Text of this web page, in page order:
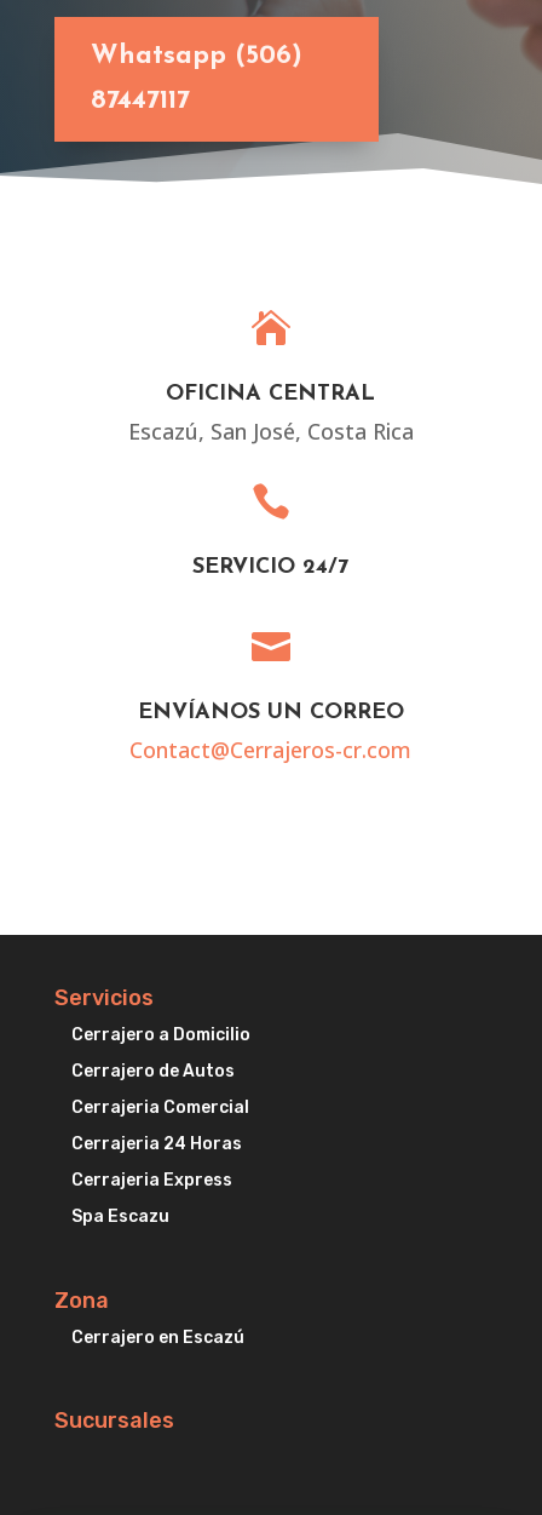
Whatsapp (506)
87447117

OFICINA CENTRAL
Escazú, San José, Costa Rica

SERVICIO 24/7

ENVÍANOS UN CORREO
Contact@Cerrajeros-cr.com
Servicios
Cerrajero a Domicilio
Cerrajero de Autos
Cerrajeria Comercial
Cerrajeria 24 Horas
Cerrajeria Express
Spa Escazu
Zona
Cerrajero en Escazú
Sucursales